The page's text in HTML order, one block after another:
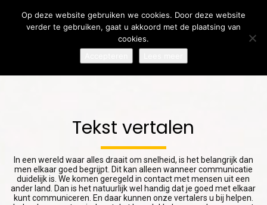
LOKALISATIE OF
ONMISBAAR ZIJN
VOOR
INTERNATIONAAL
SUCCES
COMMUNICATIE:
DUIDELIJKE
VERTALINGEN
BELANGRIJKER
ZIJN DAN OOIT
KLANTENSERVICE:
BIJ
INTERNATIONALE
KLANTEN
24
JULY
2026
LOKALISATIE OF
17
JULY
2026
EEN TEKST
Tekst vertalen﻿
In een wereld waar alles draait om snelheid, is het belangrijk dan
men elkaar goed begrijpt. Dit kan alleen wanneer communicatie
duidelijk is. We komen geregeld in contact met mensen uit een
ander land. Dan is het natuurlijk wel handig dat je goed met elkaar
kunt communiceren. En daar kunnen onze vertalers u bij helpen.
Op deze website gebruiken we cookies. Door deze website
verder te gebruiken, gaat u akkoord met de plaatsing van
cookies.